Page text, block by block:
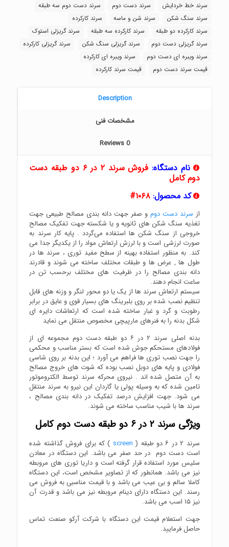
سرند خط خردایش
سرند دست دوم
سرند دست دوم سه طبقه
سرند سنگ شکن
سرند شن و ماسه
سرند کارکرده
سرند کارکرده دو طبقه
سرند کارکرده سه طبقه
سرند گریزلی استوک
سرند گریزلی دست دوم
سرند گریزلی سنگ شکن
سرند گریزلی کارکرده
سرند ویبره ای دست دوم
سرند ویبره ای کارکرده
قیمت سرند دست دوم
قیمت سرند کارکرده
Description
مشخصات فنی
Reviews0
نام دستگاه:
فروش سرند ۲ در ۶ دو طبقه دست
دوم کامل
کد محصول: ۱۰۶۸#
از سرند دست دوم و صفر جهت دانه بندی مصالح طبیعی جهت
تغذیه سنگ شکن های ثانویه و یا شکسته جهت تفکیک مصالح
خروجی از سنگ شکن ها استفاده می‌گردد . پایه کار سرند به
صورت لرزشی است و با لرزش ارتعاش مواد را از یکدیگر جدا می
کند. به منظور استفاده بهینه از سطح مفید توری ، سرند ها در
طول ها , عرض ها و طبقات مختلف ساخته می شوند و قادرند
دانه بندی مصالح را در ظرفیت های مختلف برحسب تن در
ساعت انجام دهند.
سیستم ارتعاش سرند ها از یک یا دو محور لنگر و وزنه های قابل
تنظیم نصب شده بر روی بلبرینگ های بسیار قوی و عایق در برابر
رطوبت و گرد و غبار ساخته شده است که ارتعاشات دایره ای
شکل بدنه را به فنرهای مارپیچی مخصوص منتقل می نماید
بدنه اصلی سرند ۲ در ۶ دو طبقه دست دوم مجموعه ای از
فولادهای مستحکم جوش شده است که بستر مناسب و محکمی
را جهت نصب توری ها فراهم می آورد ؛ این بدنه بر روی شاسی
فولادی و پایه های دوبل نصب بوده که شوت های خروج مصالح
به آن متصل شده اند . نیروی محرکه سرند توسط الکتروموتور
تامین شده که به وسیله پولی یا گاردان این نیرو به سرند منتقل
می شود. جهت افزایش درصد تفکیک در دانه بندی مصالح ،
سرند ها با شیب مناسب ساخته می شوند.
ویژگی سرند ۲ در ۶ دو طبقه دست دوم کامل
سرند ۲ در ۶ دو طبقه ( screen ) که برای فروش گذاشته شده
است دست دوم در حد صفر می باشد. این دستگاه در معادن
سلیس مورد استفاده قرار گرفته است و داریا توری های مروبطه
نیز می باشد. همانطور که از تصاویر مشخص است، این دستگاه
کاملا سالم و بی عیب می باشد و با قیمت مناسبی به فروش می
رسند. این دستگاه دارای دینام مروبطه نیز می باشد و قدرت آن
نیز ۱۵ اسب می باشد.
جهت استعلام قیمت این دستگاه با شرکت آرکو صنعت تماس
حاصل فرمایید.